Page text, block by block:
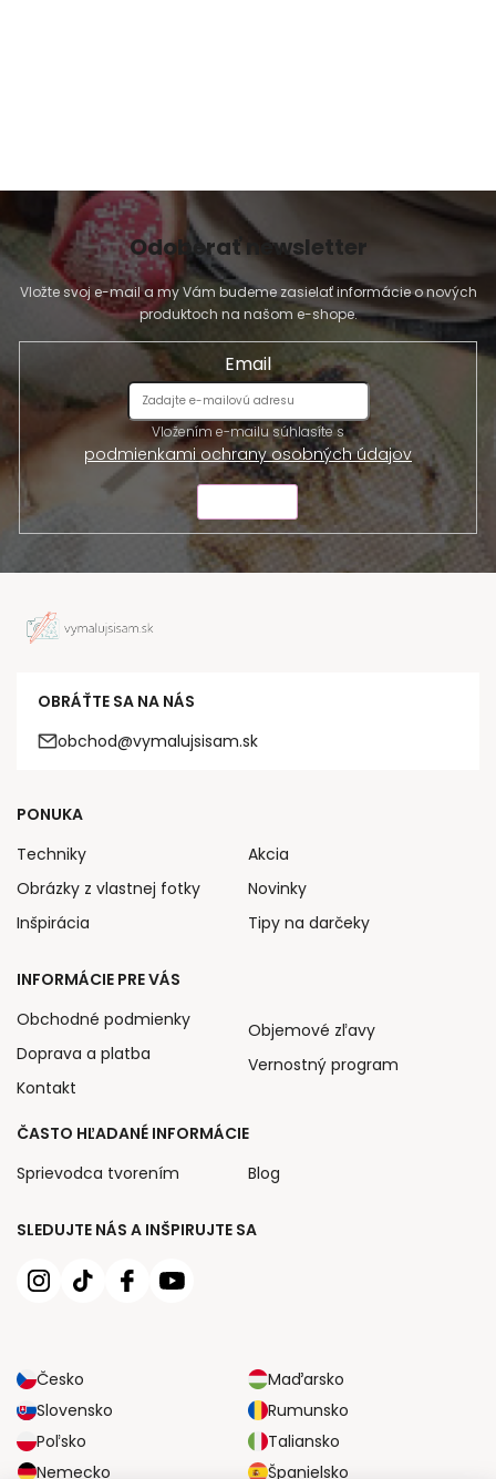
Odoberať newsletter
Vložte svoj e-mail a my Vám budeme zasielať informácie o nových
produktoch na našom e-shope.
Email
Vložením e-mailu súhlasíte s
podmienkami ochrany osobných údajov
OBRÁŤTE SA NA NÁS
obchod@vymalujsisam.sk
SLEDUJTE NÁS A INŠPIRUJTE SA
Česko
Maďarsko
Slovensko
Rumunsko
Poľsko
Taliansko
Nemecko
Španielsko
PONUKA
Techniky
Obrázky z vlastnej fotky
Inšpirácia
Akcia
Novinky
Tipy na darčeky
INFORMÁCIE PRE VÁS
Obchodné podmienky
Doprava a platba
Kontakt
Objemové zľavy
Vernostný program
ČASTO HĽADANÉ INFORMÁCIE
Sprievodca tvorením
Blog